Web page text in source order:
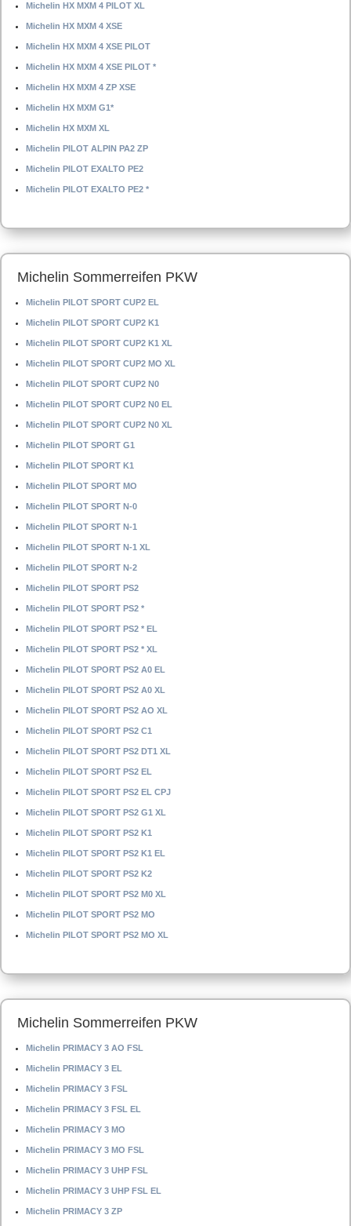
Michelin HX MXM 4 PILOT XL
Michelin HX MXM 4 XSE
Michelin HX MXM 4 XSE PILOT
Michelin HX MXM 4 XSE PILOT *
Michelin HX MXM 4 ZP XSE
Michelin HX MXM G1*
Michelin HX MXM XL
Michelin PILOT ALPIN PA2 ZP
Michelin PILOT EXALTO PE2
Michelin PILOT EXALTO PE2 *
Michelin Sommerreifen PKW
Michelin PILOT SPORT CUP2 EL
Michelin PILOT SPORT CUP2 K1
Michelin PILOT SPORT CUP2 K1 XL
Michelin PILOT SPORT CUP2 MO XL
Michelin PILOT SPORT CUP2 N0
Michelin PILOT SPORT CUP2 N0 EL
Michelin PILOT SPORT CUP2 N0 XL
Michelin PILOT SPORT G1
Michelin PILOT SPORT K1
Michelin PILOT SPORT MO
Michelin PILOT SPORT N-0
Michelin PILOT SPORT N-1
Michelin PILOT SPORT N-1 XL
Michelin PILOT SPORT N-2
Michelin PILOT SPORT PS2
Michelin PILOT SPORT PS2 *
Michelin PILOT SPORT PS2 * EL
Michelin PILOT SPORT PS2 * XL
Michelin PILOT SPORT PS2 A0 EL
Michelin PILOT SPORT PS2 A0 XL
Michelin PILOT SPORT PS2 AO XL
Michelin PILOT SPORT PS2 C1
Michelin PILOT SPORT PS2 DT1 XL
Michelin PILOT SPORT PS2 EL
Michelin PILOT SPORT PS2 EL CPJ
Michelin PILOT SPORT PS2 G1 XL
Michelin PILOT SPORT PS2 K1
Michelin PILOT SPORT PS2 K1 EL
Michelin PILOT SPORT PS2 K2
Michelin PILOT SPORT PS2 M0 XL
Michelin PILOT SPORT PS2 MO
Michelin PILOT SPORT PS2 MO XL
Michelin Sommerreifen PKW
Michelin PRIMACY 3 AO FSL
Michelin PRIMACY 3 EL
Michelin PRIMACY 3 FSL
Michelin PRIMACY 3 FSL EL
Michelin PRIMACY 3 MO
Michelin PRIMACY 3 MO FSL
Michelin PRIMACY 3 UHP FSL
Michelin PRIMACY 3 UHP FSL EL
Michelin PRIMACY 3 ZP